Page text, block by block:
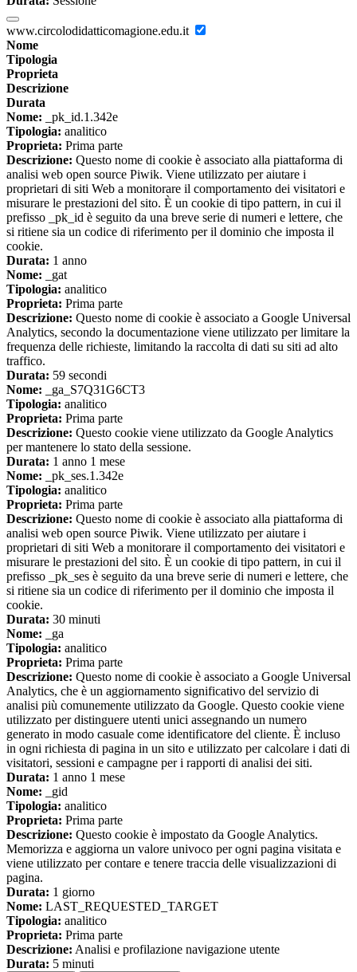
www.circolodidatticomagione.edu.it
Nome
Tipologia
Proprieta
Descrizione
Durata
Nome: _pk_id.1.342e
Tipologia: analitico
Proprieta: Prima parte
Descrizione: Questo nome di cookie è associato alla piattaforma di
analisi web open source Piwik. Viene utilizzato per aiutare i
proprietari di siti Web a monitorare il comportamento dei visitatori e
misurare le prestazioni del sito. È un cookie di tipo pattern, in cui il
prefisso _pk_id è seguito da una breve serie di numeri e lettere, che
si ritiene sia un codice di riferimento per il dominio che imposta il
cookie.
Durata: 1 anno
Nome: _gat
Tipologia: analitico
Proprieta: Prima parte
Descrizione: Questo nome di cookie è associato a Google Universal
Analytics, secondo la documentazione viene utilizzato per limitare la
frequenza delle richieste, limitando la raccolta di dati su siti ad alto
traffico.
Durata: 59 secondi
Nome: _ga_S7Q31G6CT3
Tipologia: analitico
Proprieta: Prima parte
Descrizione: Questo cookie viene utilizzato da Google Analytics
per mantenere lo stato della sessione.
Durata: 1 anno 1 mese
Nome: _pk_ses.1.342e
Tipologia: analitico
Proprieta: Prima parte
Descrizione: Questo nome di cookie è associato alla piattaforma di
analisi web open source Piwik. Viene utilizzato per aiutare i
proprietari di siti Web a monitorare il comportamento dei visitatori e
misurare le prestazioni del sito. È un cookie di tipo pattern, in cui il
prefisso _pk_ses è seguito da una breve serie di numeri e lettere, che
si ritiene sia un codice di riferimento per il dominio che imposta il
cookie.
Durata: 30 minuti
Nome: _ga
Tipologia: analitico
Proprieta: Prima parte
Descrizione: Questo nome di cookie è associato a Google Universal
Analytics, che è un aggiornamento significativo del servizio di
analisi più comunemente utilizzato da Google. Questo cookie viene
utilizzato per distinguere utenti unici assegnando un numero
generato in modo casuale come identificatore del cliente. È incluso
in ogni richiesta di pagina in un sito e utilizzato per calcolare i dati di
visitatori, sessioni e campagne per i rapporti di analisi dei siti.
Durata: 1 anno 1 mese
Nome: _gid
Tipologia: analitico
Proprieta: Prima parte
Descrizione: Questo cookie è impostato da Google Analytics.
Memorizza e aggiorna un valore univoco per ogni pagina visitata e
viene utilizzato per contare e tenere traccia delle visualizzazioni di
pagina.
Durata: 1 giorno
Nome: LAST_REQUESTED_TARGET
Tipologia: analitico
Proprieta: Prima parte
Descrizione: Analisi e profilazione navigazione utente
Durata: 5 minuti